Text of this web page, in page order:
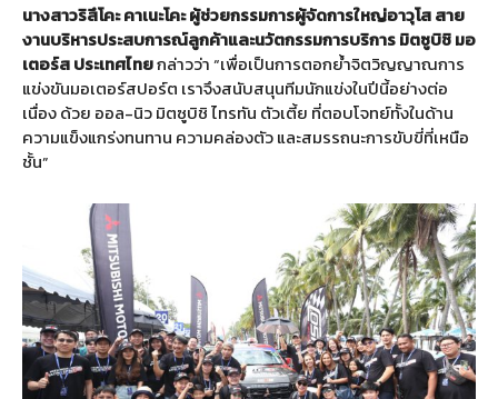
นางสาวริสึโคะคาเนะโคะผู้ช่วยกรรมการผู้จัดการใหญ่อาวุโสสาย
งานบริหารประสบการณ์ลูกค้าและนวัตกรรมการบริการมิตซูบิชิมอ
เตอร์สประเทศไทยกล่าวว่า “เพื่อเป็นการตอกย้ำจิตวิญญาณการ
แข่งขันมอเตอร์สปอร์ต เราจึงสนับสนุนทีมนักแข่งในปีนี้อย่างต่อ
เนื่อง ด้วย ออล-นิว มิตซูบิชิ ไทรทัน ตัวเตี้ย ที่ตอบโจทย์ทั้งในด้าน
ความแข็งแกร่งทนทาน ความคล่องตัว และสมรรถนะการขับขี่ที่เหนือ
ชั้น”